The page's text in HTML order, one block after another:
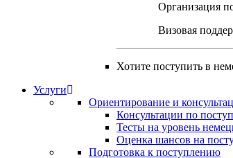
Организация
Визовая
Хотите поступить в
Услуги
Ориентирование и
Консультации по
Тесты на уровень
Оценка шансов на
Подготовка к поступлению